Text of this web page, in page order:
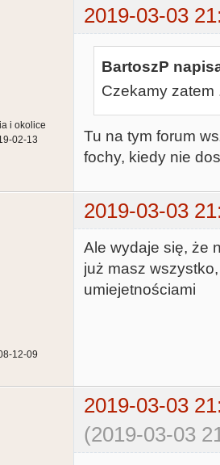
2019-03-03
i okolice
02-13
BartoszP
Czekamy zatem
Tu na tym forum
fochy, kiedy nie
2019-03-03
12-09
Ale wydaje się, że
już masz
umiejetnościami
2019-03-03
(2019-03-03